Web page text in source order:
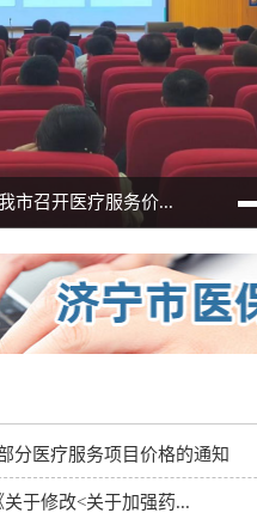
市召开医疗服务价...
分医疗服务项目价格的通知
于修改<关于加强药...